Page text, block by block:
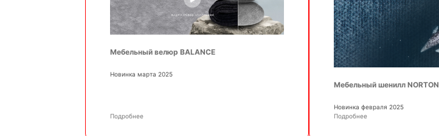
Мебельный велюр BALANCE
Новинка марта 2025
Подробнее
Мебельный шенилл NORTON
Новинка февраля 2025
Подробнее